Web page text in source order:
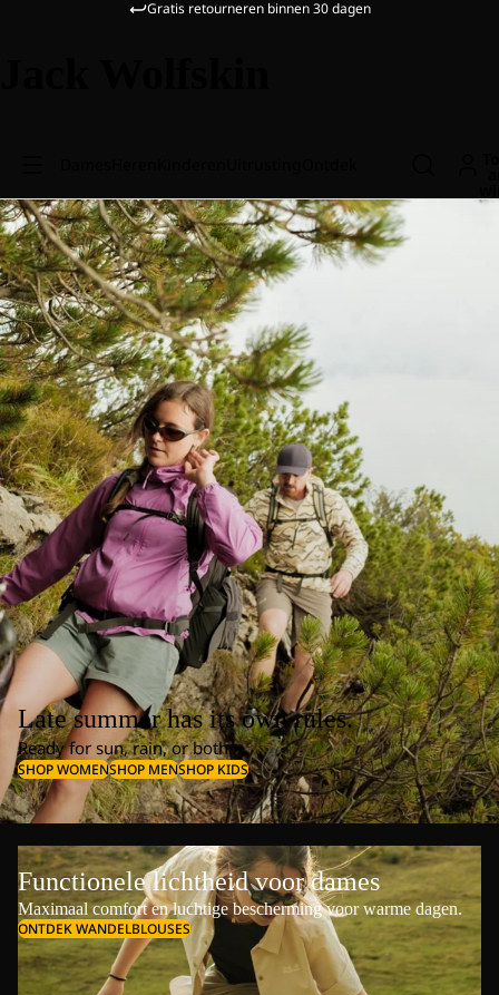
Gratis retourneren binnen 30 dagen
Late summer has its own rules.
Ready for sun, rain, or both.
SHOP WOMENSHOP MENSHOP KIDS
Functionele lichtheid voor dames
Maximaal comfort en luchtige bescherming voor warme dagen.
ONTDEK WANDELBLOUSES